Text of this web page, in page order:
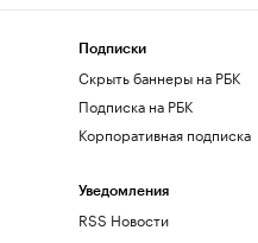
Подписки
Скрыть баннеры на РБК
Подписка на РБК
Корпоративная подписка
Уведомления
RSS Новости